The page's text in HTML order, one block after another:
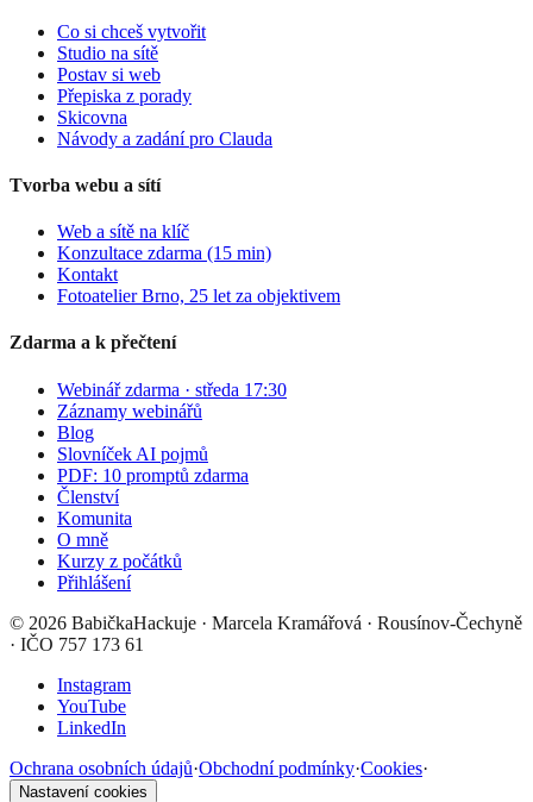
Co si chceš vytvořit
Studio na sítě
Postav si web
Přepiska z porady
Skicovna
Návody a zadání pro Clauda
Tvorba webu a sítí
Web a sítě na klíč
Konzultace zdarma (15 min)
Kontakt
Fotoatelier Brno, 25 let za objektivem
Zdarma a k přečtení
Webinář zdarma · středa 17:30
Záznamy webinářů
Blog
Slovníček AI pojmů
PDF: 10 promptů zdarma
Členství
Komunita
O mně
Kurzy z počátků
Přihlášení
© 2026 BabičkaHackuje · Marcela Kramářová · Rousínov-Čechyně
· IČO 757 173 61
Instagram
YouTube
LinkedIn
Ochrana osobních údajů·Obchodní podmínky·Cookies·
Nastavení cookies